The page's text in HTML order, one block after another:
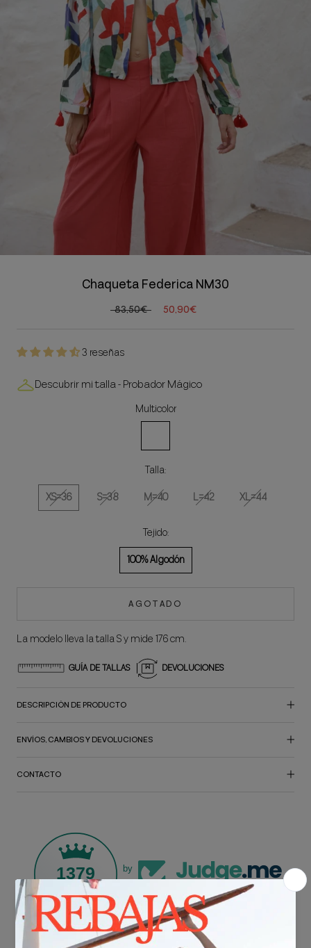
Chaqueta Federica NM30
83,50€ 50,90€
3 reseñas
Descubrir mi talla - Probador Mágico
Multicolor
Talla:
XS=36
S=38 M=40 L=42 XL=44
Tejido:
100% Algodón
AGOTADO
La modelo lleva la talla S y mide 176 cm.
GUÍA DE TALLAS DEVOLUCIONES
DESCRIPCIÓN DE PRODUCTO
ENVÍOS, CAMBIOS Y DEVOLUCIONES
CONTACTO
1379 by